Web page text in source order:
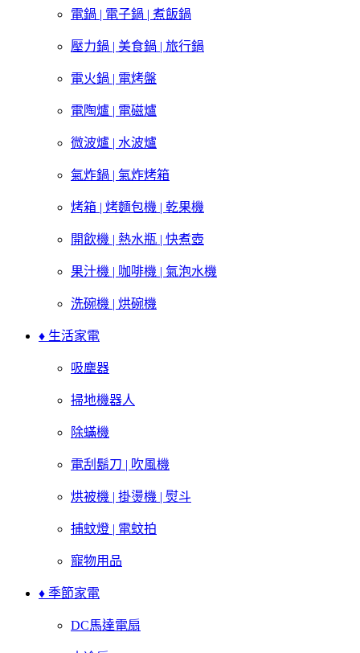
電鍋 | 電子鍋 | 煮飯鍋
壓力鍋 | 美食鍋 | 旅行鍋
電火鍋 | 電烤盤
電陶爐 | 電磁爐
微波爐 | 水波爐
氣炸鍋 | 氣炸烤箱
烤箱 | 烤麵包機 | 乾果機
開飲機 | 熱水瓶 | 快煮壺
果汁機 | 咖啡機 | 氣泡水機
洗碗機 | 烘碗機
♦ 生活家電
吸塵器
掃地機器人
除蟎機
電刮鬍刀 | 吹風機
烘被機 | 掛燙機 | 熨斗
捕蚊燈 | 電蚊拍
寵物用品
♦ 季節家電
DC馬達電扇